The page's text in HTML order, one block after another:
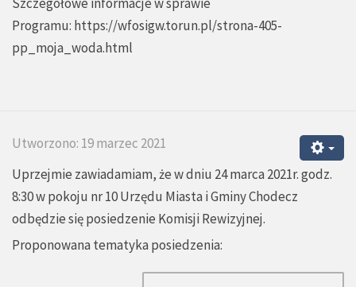
Szczegółowe informacje w sprawie
Programu: https://wfosigw.torun.pl/strona-405-
pp_moja_woda.html
Utworzono: 19 marzec 2021
Uprzejmie zawiadamiam, że w dniu 24 marca 2021r. godz.
8:30 w pokoju nr 10 Urzędu Miasta i Gminy Chodecz
odbędzie się posiedzenie Komisji Rewizyjnej.
Proponowana tematyka posiedzenia: